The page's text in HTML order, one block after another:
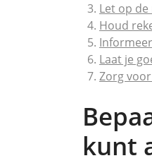
Let op
Houd
Laat je
Zorg
kunt